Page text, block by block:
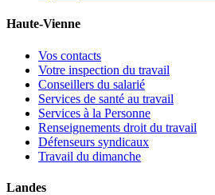
Haute-Vienne
Vos contacts
Votre inspection du travail
Conseillers du salarié
Services de santé au travail
Services à la Personne
Renseignements droit du travail
Défenseurs syndicaux
Travail du dimanche
Landes